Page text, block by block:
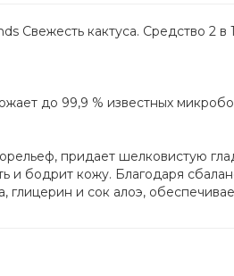
Свежесть кактуса. Средство 2
до 99,9 % известных
придает шелковистую
и бодрит кожу. Благодаря
глицерин и сок алоэ,